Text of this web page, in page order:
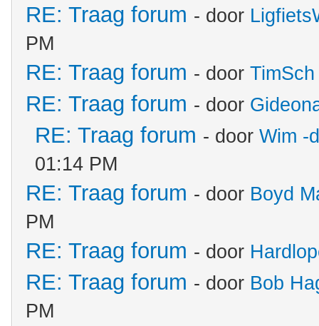
RE: Traag forum - door
PM
RE: Traag forum - door TimSch
RE: Traag forum - door
RE: Traag forum - door Wim -
01:14 PM
RE: Traag forum - door Boyd
PM
RE: Traag forum - door
RE: Traag forum - door Bob
PM